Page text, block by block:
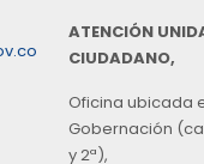
ATENCIÓN
CIUDADANO,
Oficina ubicada
Gobernación
y 2ª),